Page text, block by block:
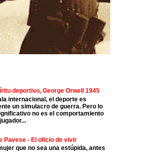
deportivo, George Orwell 1945
internacional, el deporte es
un simulacro de guerra. Pero lo
no es el comportamiento
Pavese - El oficio de vivir
que no sea una estúpida, antes